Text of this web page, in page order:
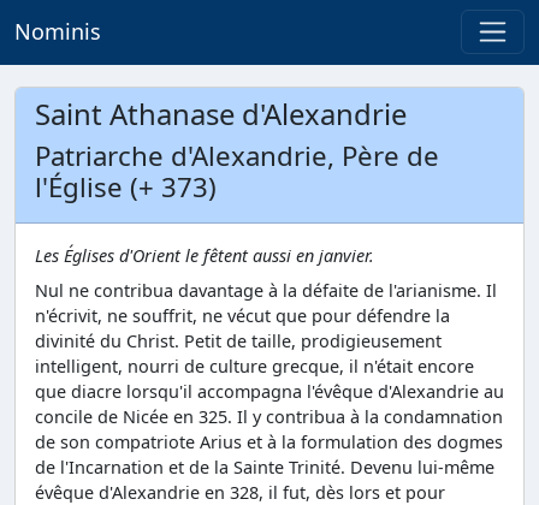
Nominis
Saint Athanase d'Alexandrie
Patriarche d'Alexandrie, Père de
l'Église (+ 373)
Les Églises d'Orient le fêtent aussi en janvier.
Nul ne contribua davantage à la défaite de l'arianisme. Il
n'écrivit, ne souffrit, ne vécut que pour défendre la
divinité du Christ. Petit de taille, prodigieusement
intelligent, nourri de culture grecque, il n'était encore
que diacre lorsqu'il accompagna l'évêque d'Alexandrie au
concile de Nicée en 325. Il y contribua à la condamnation
de son compatriote Arius et à la formulation des dogmes
de l'Incarnation et de la Sainte Trinité. Devenu lui-même
évêque d'Alexandrie en 328, il fut, dès lors et pour